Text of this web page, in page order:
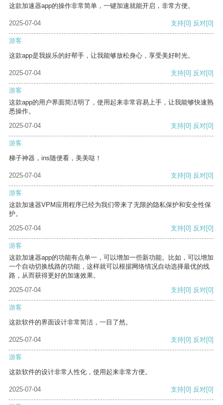
这款加速器app的操作非常简单，一键加速就能开启，非常方便。
2025-07-04 支持[0] 反对[0]
游客
这款app是我娱乐的好帮手，让我能够放松身心，享受美好时光。
2025-07-04 支持[0] 反对[0]
游客
这款app的用户界面简洁明了，使用起来非常容易上手，让我能够快速熟
悉操作。
2025-07-04
支持[0] 反对[0]
游客
梯子神器，ins随便看，美美哒！
2025-07-04 支持[0] 反对[0]
游客
这款加速器VPM应用程序已经为我们带来了无限的隐私保护和安全性保
护。
2025-07-04
支持[0] 反对[0]
游客
这款加速器app的功能有点单一，可以增加一些新功能。比如，可以增加
一个自动切换线路的功能，这样就可以根据网络情况自动选择最优的线
路，从而获得更好的加速效果。
2025-07-04
支持[0] 反对[0]
游客
这款软件的界面设计非常简洁，一目了然。
2025-07-04 支持[0] 反对[0]
游客
这款软件的设计非常人性化，使用起来非常方便。
2025-07-04 支持[0] 反对[0]